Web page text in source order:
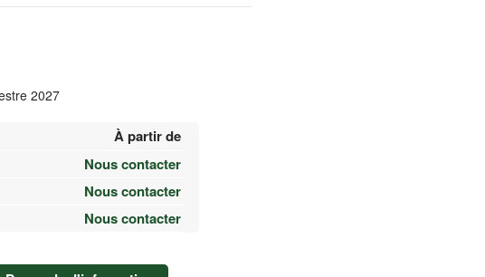
2027
À partir de
Nous contacter
Nous contacter
Nous contacter